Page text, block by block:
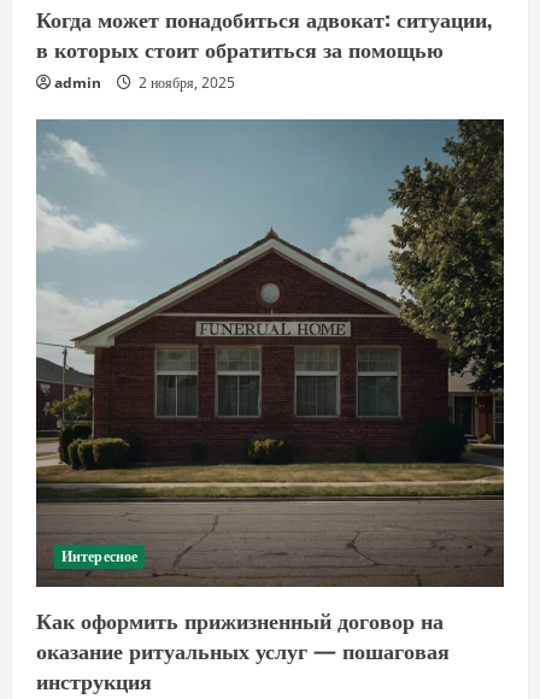
Когда может понадобиться адвокат: ситуации,
в которых стоит обратиться за помощью
admin 2 ноября, 2025
Интересное
Как оформить прижизненный договор на
оказание ритуальных услуг — пошаговая
инструкция